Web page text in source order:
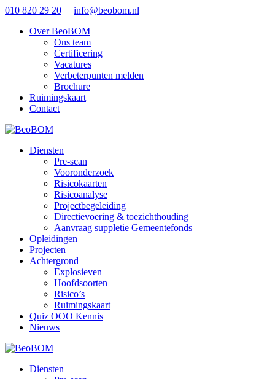
010 820 29 20
info@beobom.nl
Over BeoBOM
Ons team
Certificering
Vacatures
Verbeterpunten melden
Brochure
Ruimingskaart
Contact
Diensten
Pre-scan
Vooronderzoek
Risicokaarten
Risicoanalyse
Projectbegeleiding
Directievoering & toezichthouding
Aanvraag suppletie Gemeentefonds
Opleidingen
Projecten
Achtergrond
Explosieven
Hoofdsoorten
Risico’s
Ruimingskaart
Quiz OOO Kennis
Nieuws
Diensten